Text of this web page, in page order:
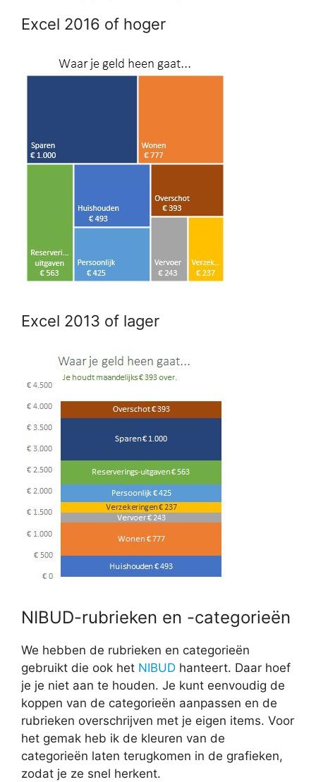
Excel 2016 of hoger
Excel 2013 of lager
NIBUD-rubrieken en -categorieën
We hebben de rubrieken en categorieën
gebruikt die ook het NIBUD hanteert. Daar hoef
je je niet aan te houden. Je kunt eenvoudig de
koppen van de categorieën aanpassen en de
rubrieken overschrijven met je eigen items. Voor
het gemak heb ik de kleuren van de
categorieën laten terugkomen in de grafieken,
zodat je ze snel herkent.